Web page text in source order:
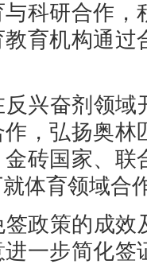
科研合作
育机构通
兴奋剂领域
，弘扬奥
砖国家、
体育领域合
政策的成效
一步简化